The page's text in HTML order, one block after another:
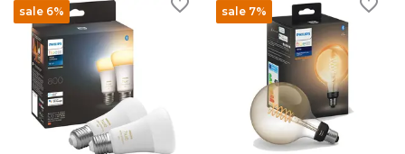
sale 6% sale 7%